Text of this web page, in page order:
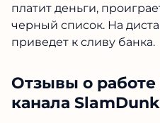
платит деньги,
черный список. На
приведет к сливу банка.
Отзывы о
канала SlamDunk